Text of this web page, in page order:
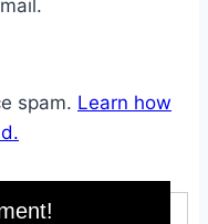
spam. Learn how